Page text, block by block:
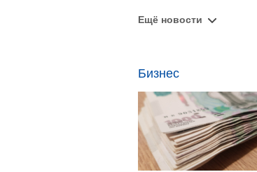
Ещё новости
Бизнес